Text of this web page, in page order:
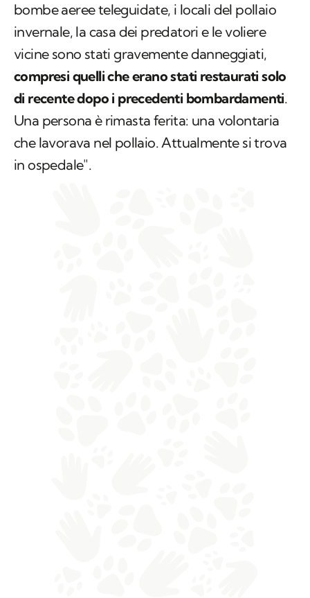
bombe aeree teleguidate, i locali del pollaio
invernale, la casa dei predatori e le voliere
vicine sono stati gravemente danneggiati,
compresi quelli che erano stati restaurati solo
di recente dopo i precedenti bombardamenti.
Una persona è rimasta ferita: una volontaria
che lavorava nel pollaio. Attualmente si trova
in ospedale".